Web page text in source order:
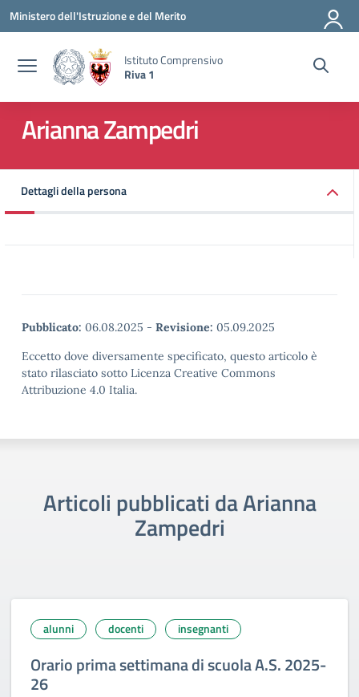
Vai ai contenuti
Vai al menu di navigazione
Vai al footer
Ministero dell'Istruzione e del Merito
Istituto Comprensivo
Riva 1
Arianna Zampedri
Dettagli della persona
Pubblicato: 06.08.2025 - Revisione: 05.09.2025
Eccetto dove diversamente specificato, questo articolo è
stato rilasciato sotto Licenza Creative Commons
Attribuzione 4.0 Italia.
Articoli pubblicati da Arianna
Zampedri
alunni docenti insegnanti
Orario prima settimana di scuola A.S. 2025-
26